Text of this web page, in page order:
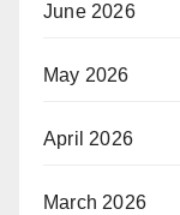
June 2026
May 2026
April 2026
March 2026